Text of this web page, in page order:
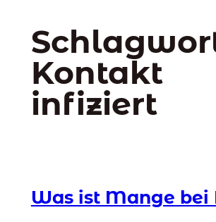
Kontakt
infiziert
Was ist Mange bei